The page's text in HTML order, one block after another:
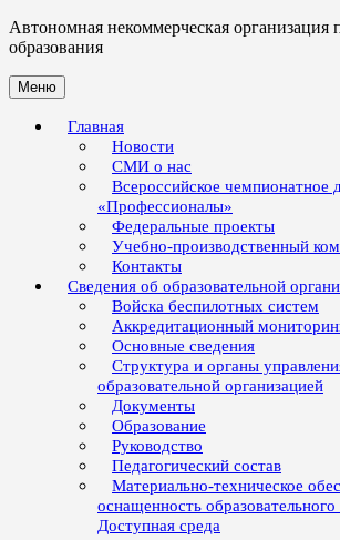
Автономная некоммерческая организация
образования
Меню
Главная
Новости
СМИ о нас
Всероссийское чемпионатное
«Профессионалы»
Федеральные проекты
Учебно-производственный
Контакты
Сведения об образовательной
Войска беспилотных систем
Аккредитационный
Основные сведения
Структура и органы
образовательной организацией
Документы
Образование
Руководство
Педагогический состав
Материально-техническое
оснащенность образовательного
Доступная среда